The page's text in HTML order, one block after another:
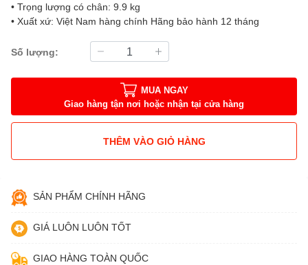
• Trọng lượng có chân: 9.9 kg
• Xuất xứ: Việt Nam hàng chính Hãng bảo hành 12 tháng
Số lượng:
MUA NGAY
Giao hàng tận nơi hoặc nhận tại cửa hàng
THÊM VÀO GIỎ HÀNG
SẢN PHẨM CHÍNH HÃNG
GIÁ LUÔN LUÔN TỐT
GIAO HÀNG TOÀN QUỐC